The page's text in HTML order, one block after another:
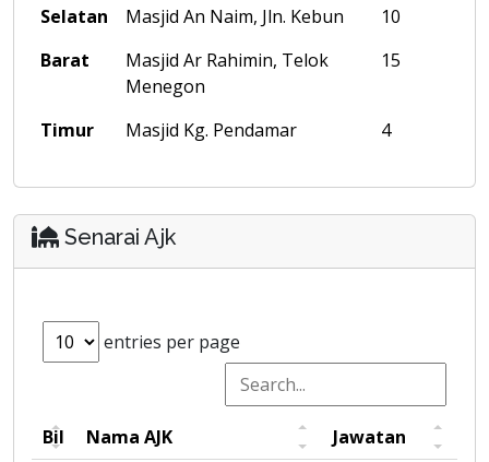
Selatan Masjid An Naim, Jln. Kebun
10
Barat
Masjid Ar Rahimin, Telok
Menegon
15
Timur Masjid Kg. Pendamar 4
Senarai Ajk
entries per page
Bil Nama AJK
Jawatan